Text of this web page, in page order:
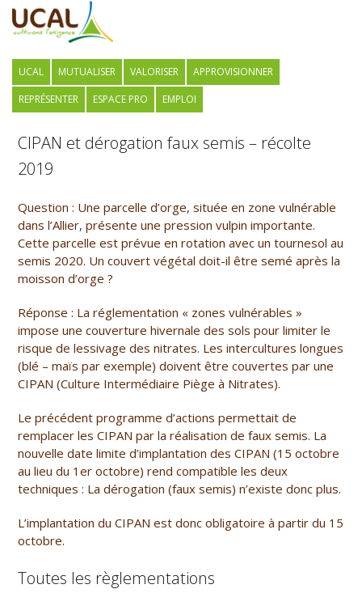
UCAL MUTUALISER VALORISER
APPROVISIONNER
REPRÉSENTER
ESPACE PRO EMPLOI
CIPAN et dérogation faux semis – récolte
2019
Question : Une parcelle d’orge, située en zone vulnérable
dans l’Allier, présente une pression vulpin importante.
Cette parcelle est prévue en rotation avec un tournesol au
semis 2020. Un couvert végétal doit-il être semé après la
moisson d’orge ?
Réponse : La réglementation « zones vulnérables »
impose une couverture hivernale des sols pour limiter le
risque de lessivage des nitrates. Les intercultures longues
(blé – maïs par exemple) doivent être couvertes par une
CIPAN (Culture Intermédiaire Piège à Nitrates).
Le précédent programme d’actions permettait de
remplacer les CIPAN par la réalisation de faux semis. La
nouvelle date limite d’implantation des CIPAN (15 octobre
au lieu du 1er octobre) rend compatible les deux
techniques : La dérogation (faux semis) n’existe donc plus.
L’implantation du CIPAN est donc obligatoire à partir du 15
octobre.
Toutes les règlementations